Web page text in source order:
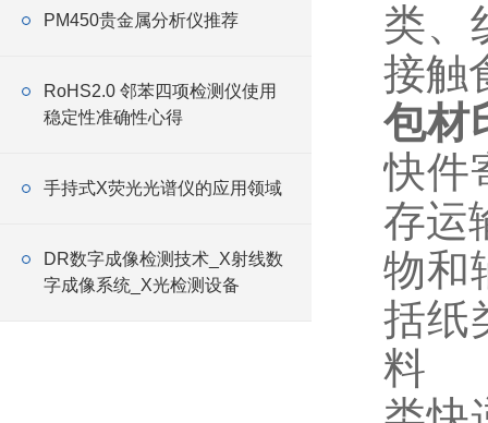
PM450贵金属分析仪推荐
RoHS2.0 邻苯四项检测仪使用
稳定性准确性心得
手持式X荧光光谱仪的应用领域
DR数字成像检测技术_X射线数
字成像系统_X光检测设备
类、
接触
包材
快件
存运
物和
括纸
料